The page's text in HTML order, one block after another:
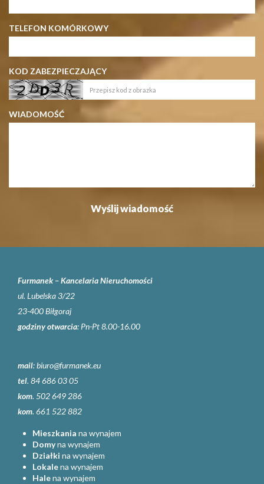
TELEFON KOMÓRKOWY
KOD ZABEZPIECZAJĄCY
WIADOMOŚĆ
Furmanek – Kancelaria Nieruchomości
ul. Lubelska 3/22
23-400 Biłgoraj
godziny otwarcia: Pn-Pt 8.00-16.00
mail:biuro@furmanek.eu
tel. 84 686 03 05
kom. 502 649 286
kom. 661 522 882
Mieszkania na wynajem
Domyna wynajem
Działki na wynajem
Lokalena wynajem
Halena wynajem